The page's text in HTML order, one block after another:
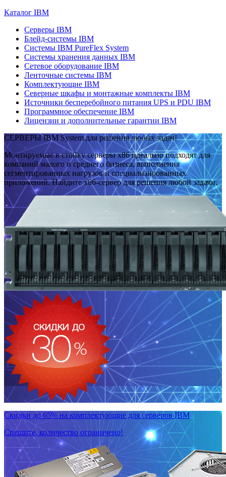
Каталог IBM
Серверы IBM
Блейд-системы IBM
Системы IBM PureFlex System
Системы хранения данных IBM
Сетевое оборудование IBM
Ленточные системы IBM
Комплектующие IBM
Северные шкафы и монтажные комплекты IBM
Источники бесперебойного питания UPS и PDU IBM
Программное обеспечение IBM
Лицензии и дополнительные гарантии IBM
СЕРВЕРЫ IBM System для решения любых задач!
Монтируемые в стойку серверы x86 идеально подходят для
компаний малого и среднего бизнеса, выполнения
сегментированных нагрузок и специализированных
приложений. Найдите x86-сервер для решения любой задачи.
Скидки до 65% на комплектующие для серверов IBM
Спешите, количество ограничено!